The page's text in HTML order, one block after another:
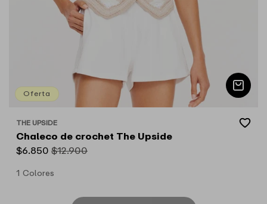
Oferta
Proveedor:
THE UPSIDE
Add
to
Chaleco de crochet The Upside
Precio
oferta
$6.850 Precio
$12.900
1 Colores